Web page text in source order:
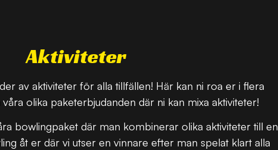
Aktiviteter
av aktiviteter för alla tillfällen! Här kan ni roa er i flera
olika paketerbjudanden där ni kan mixa aktiviteter!
bowlingpaket där man kombinerar olika aktiviteter till en
åt er där vi utser en vinnare efter man spelat klart alla